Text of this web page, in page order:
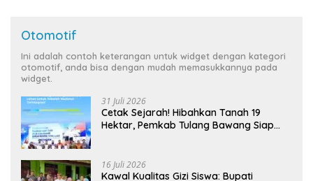
Otomotif
Ini adalah contoh keterangan untuk widget dengan kategori
otomotif, anda bisa dengan mudah memasukkannya pada
widget.
31 Juli 2026
Cetak Sejarah! Hibahkan Tanah 19
Hektar, Pemkab Tulang Bawang Siap
16 Juli 2026
Kawal Kualitas Gizi Siswa: Bupati